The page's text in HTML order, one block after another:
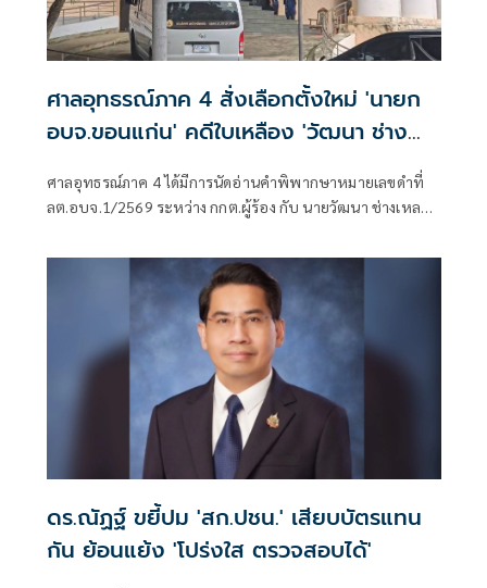
ศาลอุทธรณ์ภาค 4 สั่งเลือกตั้งใหม่ 'นายก
อบจ.ขอนแก่น' คดีใบเหลือง 'วัฒนา ช่าง
ศาลอุทธรณ์ภาค 4 ได้มีการนัดอ่านคำพิพากษาหมายเลขดำที่
ลต.อบจ.1/2569 ระหว่าง กกต.ผู้ร้อง กับ นายวัฒนา ช่างเหลา
บริหารท้องถิ่น (ขอให้มีการเลือกตั้ง นายก อบจ.ใหม่)
ดร.ณัฏฐ์ ขยี้ปม 'สก.ปชน.' เสียบบัตรแทน
กัน ย้อนแย้ง 'โปร่งใส ตรวจสอบได้'